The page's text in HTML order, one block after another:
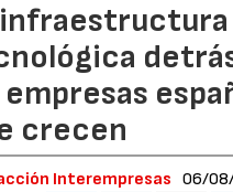
infraestructura
empresas
crecen
Interempresas 06/